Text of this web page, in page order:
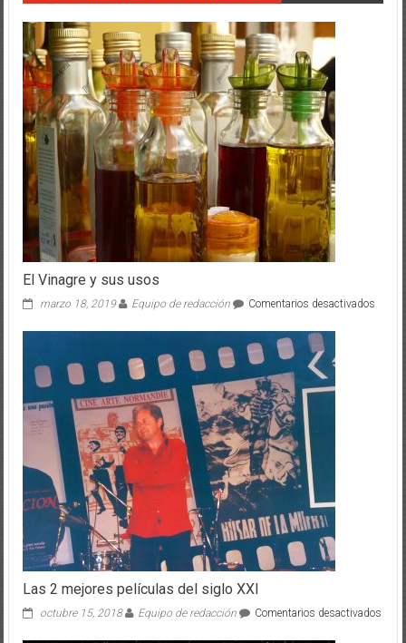
El Vinagre y sus usos
marzo 18, 2019 Equipo de redacción Comentarios desactivadosen
Las 2 mejores películas del siglo XXI
octubre 15, 2018 Equipo de redacción Comentarios desactivadosen